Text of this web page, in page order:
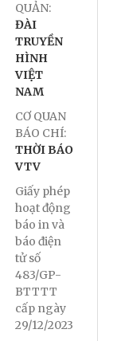
QUẢN:
ĐÀI
TRUYỀN
HÌNH
VIỆT
NAM
CƠ QUAN
BÁO CHÍ:
THỜI BÁO
VTV
Giấy phép
hoạt động
báo in và
báo điện
tử số
483/GP-
BTTTT
cấp ngày
29/12/2023